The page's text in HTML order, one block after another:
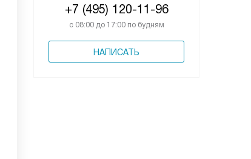
+7 (495) 120-11-96
с 08:00 до 17:00 по будням
НАПИСАТЬ